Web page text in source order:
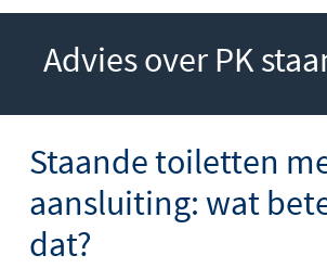
Advies over PK
Staande toiletten
aansluiting: wat
dat?